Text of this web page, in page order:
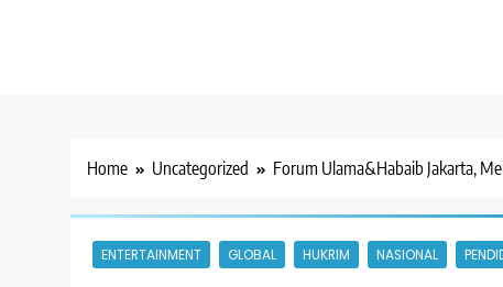
Home Uncategorized Forum Ulama&Habaib Jakarta,
ENTERTAINMENT GLOBAL HUKRIM NASIONAL